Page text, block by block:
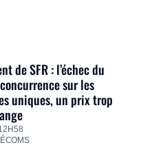
de SFR : l’échec du
sur les
uniques, un prix trop